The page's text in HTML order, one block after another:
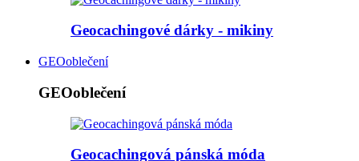
Geocachingové dárky - mikiny
GEOoblečení
GEOoblečení
Geocachingová pánská móda